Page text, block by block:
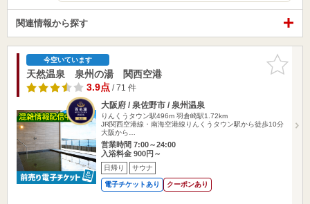
関連情報から探す
お気に入
りに追加
今空いています
天然温泉 泉州の湯 関西空港
3.9点/ 71 件
大阪府 / 泉佐野市 / 泉州温泉
りんくうタウン駅496m 羽倉崎駅1.72km
JR関西空港線・南海空港線りんくうタウン駅から徒歩10分
大阪から…
営業時間 7:00～24:00
入浴料金 900円～
日帰り サウナ
電子チケットあり クーポンあり